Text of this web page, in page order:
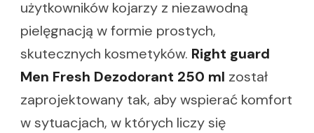
użytkowników kojarzy z niezawodną
pielęgnacją w formie prostych,
skutecznych kosmetyków. Right guard
Men Fresh Dezodorant 250 ml został
zaprojektowany tak, aby wspierać komfort
w sytuacjach, w których liczy się